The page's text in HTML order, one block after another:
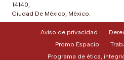
14140,
Ciudad De México, México.
Aviso de privacidad
Promo Espacio
Programa de ética,